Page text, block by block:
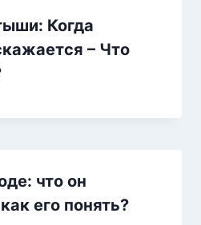
Когда
– Что
что он
его понять?